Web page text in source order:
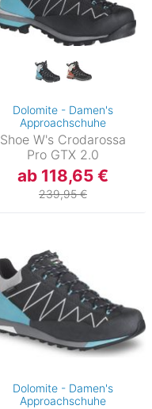
Dolomite - Damen's
Approachschuhe
Shoe W's Crodarossa
Pro GTX 2.0
ab 118,65 €
239,95 €
Dolomite - Damen's
Approachschuhe